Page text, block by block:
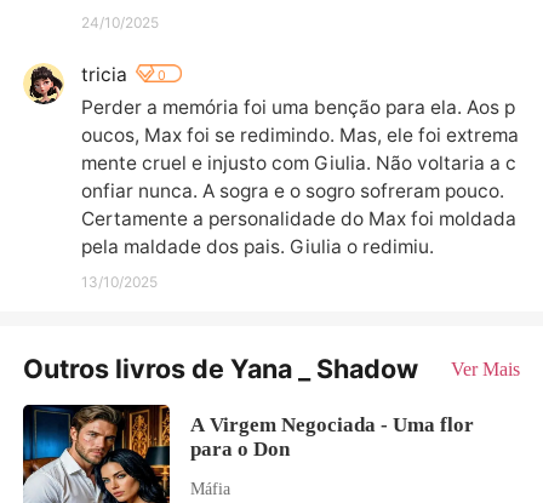
24/10/2025
tricia 0
Perder a memória foi uma benção para ela. Aos p
oucos, Max foi se redimindo. Mas, ele foi extrema
mente cruel e injusto com Giulia. Não voltaria a c
onfiar nunca. A sogra e o sogro sofreram pouco.
Certamente a personalidade do Max foi moldada
pela maldade dos pais. Giulia o redimiu.
13/10/2025
Outros livros de Yana _ Shadow Ver Mais
A Virgem Negociada - Uma flor
para o Don
Máfia